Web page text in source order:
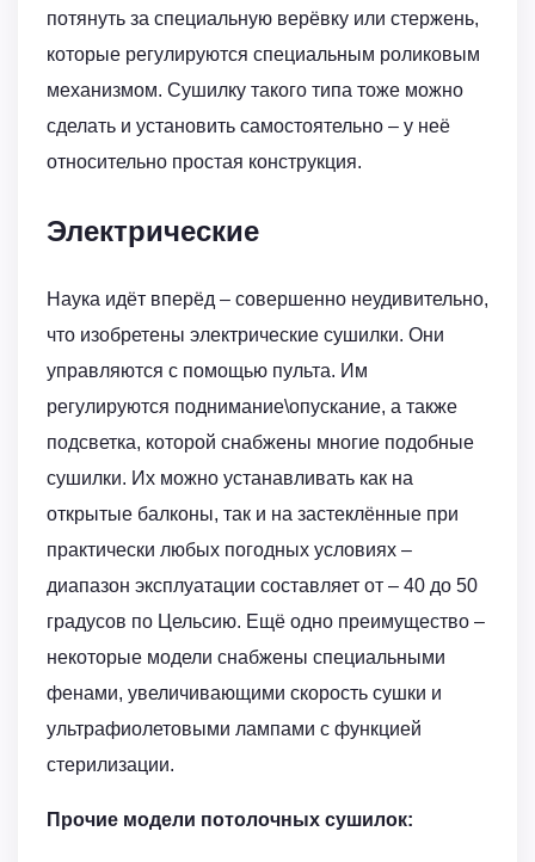
потянуть за специальную верёвку или стержень,
которые регулируются специальным роликовым
механизмом. Сушилку такого типа тоже можно
сделать и установить самостоятельно – у неё
относительно простая конструкция.
Электрические
Наука идёт вперёд – совершенно неудивительно,
что изобретены электрические сушилки. Они
управляются с помощью пульта. Им
регулируются поднимание\опускание, а также
подсветка, которой снабжены многие подобные
сушилки. Их можно устанавливать как на
открытые балконы, так и на застеклённые при
практически любых погодных условиях –
диапазон эксплуатации составляет от – 40 до 50
градусов по Цельсию. Ещё одно преимущество –
некоторые модели снабжены специальными
фенами, увеличивающими скорость сушки и
ультрафиолетовыми лампами с функцией
стерилизации.
Прочие модели потолочных сушилок: